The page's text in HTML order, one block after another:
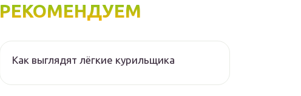
РЕКОМЕНДУЕМ
Как выглядят лёгкие курильщика